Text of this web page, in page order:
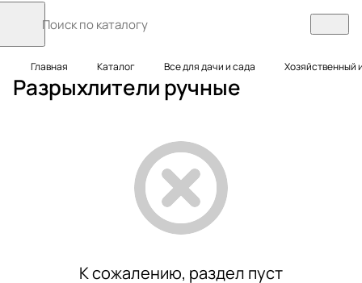
Главная Каталог Все для дачи и сада Хозяйственный
Разрыхлители ручные
К сожалению, раздел пуст